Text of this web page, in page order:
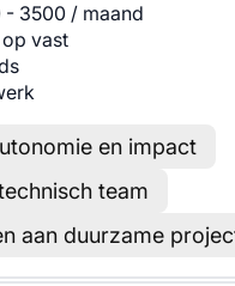
- 3500 / maand
vast
en impact
team
aan duurzame